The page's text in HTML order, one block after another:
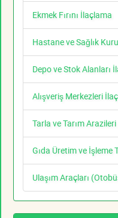
Ekmek Fırını İlaçlama
Hastane ve Sağlık
Depo ve Stok Alanları
Alışveriş Merkezleri
Tarla ve Tarım
Gıda Üretim ve İşleme
Ulaşım Araçları